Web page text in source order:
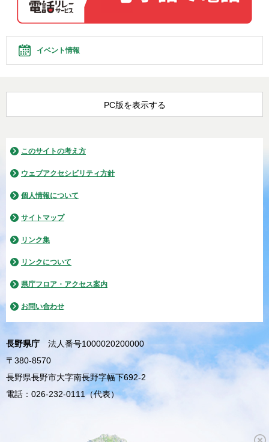
イベント情報
PC版を表示する
このサイトの考え方
ウェブアクセシビリティ方針
個人情報について
サイトマップ
リンク集
リンクについて
県庁フロア・アクセス案内
お問い合わせ
長野県庁
法人番号1000020200000
〒380-8570
長野県長野市大字南長野字幅下692-2
電話：026-232-0111（代表）